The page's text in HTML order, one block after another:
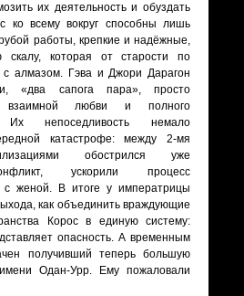
их деятельность и обуздать
ко всему вокруг способны лишь
работы, крепкие и надёжные,
скалу, которая от старости по
с алмазом. Гэва и Джори Дарагон
«два сапога пара», просто
взаимной любви и полного
Их непоседливость немало
катастрофе: между 2-мя
обострился уже
ускорили процесс
с женой. В итоге у императрицы
как объединить враждующие
Корос в единую систему:
опасность. А временным
получивший теперь большую
Одан-Урр. Ему пожаловали